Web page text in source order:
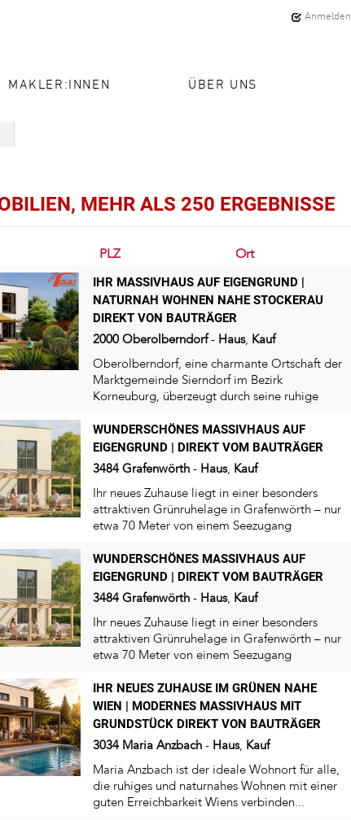
Anmelden
MAKLER:INNEN ÜBER UNS
MEHR ALS 250 ERGEBNISSE
PLZ Ort
IHR MASSIVHAUS AUF EIGENGRUND |
NATURNAH WOHNEN NAHE STOCKERAU
DIREKT VON BAUTRÄGER
2000 Oberolberndorf - Haus, Kauf
Oberolberndorf, eine charmante Ortschaft der
Marktgemeinde Sierndorf im Bezirk
Korneuburg, überzeugt durch seine ruhige
WUNDERSCHÖNES MASSIVHAUS AUF
EIGENGRUND | DIREKT VOM BAUTRÄGER
3484 Grafenwörth - Haus, Kauf
Ihr neues Zuhause liegt in einer besonders
attraktiven Grünruhelage in Grafenwörth – nur
etwa 70 Meter von einem Seezugang
WUNDERSCHÖNES MASSIVHAUS AUF
EIGENGRUND | DIREKT VOM BAUTRÄGER
3484 Grafenwörth - Haus, Kauf
Ihr neues Zuhause liegt in einer besonders
attraktiven Grünruhelage in Grafenwörth – nur
etwa 70 Meter von einem Seezugang
IHR NEUES ZUHAUSE IM GRÜNEN NAHE
WIEN | MODERNES MASSIVHAUS MIT
GRUNDSTÜCK DIREKT VON BAUTRÄGER
3034 Maria Anzbach - Haus, Kauf
Maria Anzbach ist der ideale Wohnort für alle,
die ruhiges und naturnahes Wohnen mit einer
guten Erreichbarkeit Wiens verbinden...